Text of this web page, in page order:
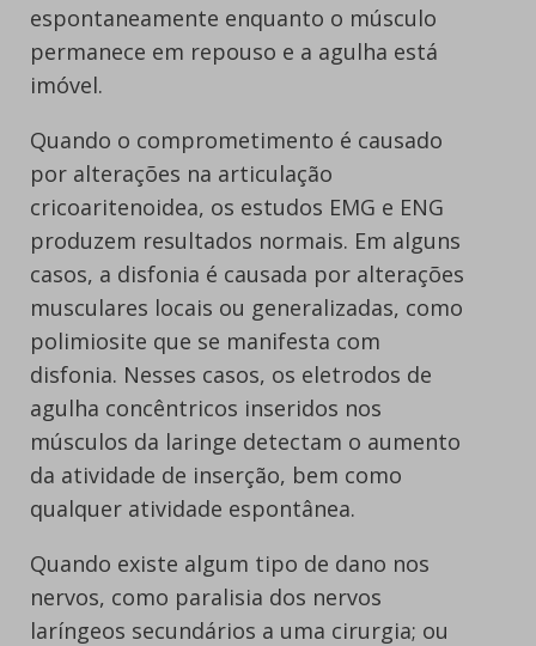
espontaneamente enquanto o músculo
permanece em repouso e a agulha está
imóvel.
Quando o comprometimento é causado
por alterações na articulação
cricoaritenoidea, os estudos EMG e ENG
produzem resultados normais. Em alguns
casos, a disfonia é causada por alterações
musculares locais ou generalizadas, como
polimiosite que se manifesta com
disfonia. Nesses casos, os eletrodos de
agulha concêntricos inseridos nos
músculos da laringe detectam o aumento
da atividade de inserção, bem como
qualquer atividade espontânea.
Quando existe algum tipo de dano nos
nervos, como paralisia dos nervos
laríngeos secundários a uma cirurgia; ou